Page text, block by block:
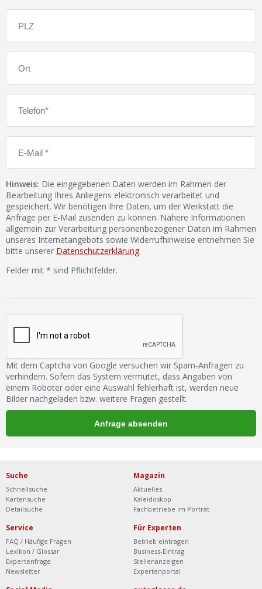
Hinweis: Die eingegebenen Daten werden im Rahmen der
Bearbeitung Ihres Anliegens elektronisch verarbeitet und
gespeichert. Wir benötigen Ihre Daten, um der Werkstatt die
Anfrage per E-Mail zusenden zu können. Nähere Informationen
allgemein zur Verarbeitung personenbezogener Daten im Rahmen
unseres Internetangebots sowie Widerrufhinweise entnehmen Sie
bitte unserer Datenschutzerklärung.
Felder mit * sind Pflichtfelder.
Mit dem Captcha von Google versuchen wir Spam-Anfragen zu
verhindern. Sofern das System vermutet, dass Angaben von
einem Roboter oder eine Auswahl fehlerhaft ist, werden neue
Bilder nachgeladen bzw. weitere Fragen gestellt.
Suche
Schnellsuche
Kartensuche
Detailsuche
Magazin
Aktuelles
Kaleidoskop
Fachbetriebe im Porträt
Service
FAQ / Häufige Fragen
Lexikon / Glossar
Expertenfrage
Newsletter
Für Experten
Betrieb eintragen
Business-Eintrag
Stellenanzeigen
Expertenportal